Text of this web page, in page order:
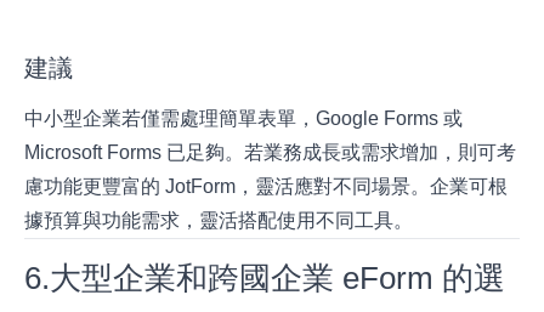
建議
中小型企業若僅需處理簡單表單，Google Forms 或
Microsoft Forms 已足夠。若業務成長或需求增加，則可考
慮功能更豐富的 JotForm，靈活應對不同場景。企業可根
據預算與功能需求，靈活搭配使用不同工具。
6.大型企業和跨國企業 eForm 的選